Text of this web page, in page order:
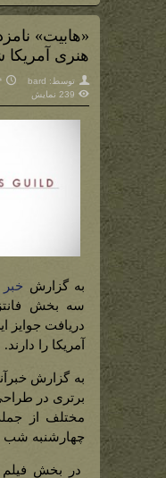
«هابیت»
هنری آمریکا
توسط: bard
239 نمایش
به گزارش خبر
سه بخش
دریافت جوایز
آمریکا را دارند.
به گزارش
مختلف از
چهارشنبه شب
در بخش